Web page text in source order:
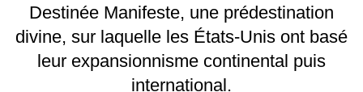
Destinée Manifeste, une prédestination
divine, sur laquelle les États-Unis ont basé
leur expansionnisme continental puis
international.